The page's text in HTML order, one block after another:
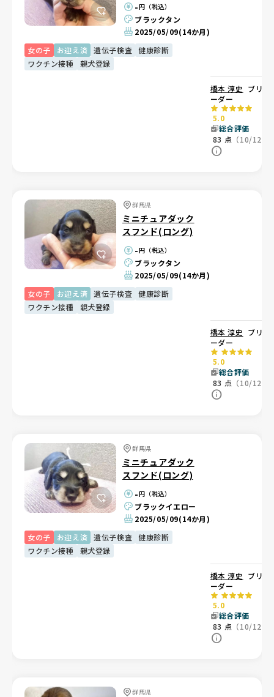
-円（税込）
ブラックタン
2025/05/09(14か月)
女の子
お迎え済 遺伝子検査
健康診断
ワクチン接種
親犬登録
橋本 淳史 ブリ
ーダー
5.0
総合評価
83 点 （10/12）
群馬県
ミニチュアダック
スフンド(ロング)
-円（税込）
ブラックタン
2025/05/09(14か月)
女の子
お迎え済 遺伝子検査
健康診断
ワクチン接種
親犬登録
橋本 淳史 ブリ
ーダー
5.0
総合評価
83 点 （10/12）
群馬県
ミニチュアダック
スフンド(ロング)
-円（税込）
ブラックイエロー
2025/05/09(14か月)
女の子
お迎え済 遺伝子検査
健康診断
ワクチン接種
親犬登録
橋本 淳史 ブリ
ーダー
5.0
総合評価
83 点 （10/12）
群馬県